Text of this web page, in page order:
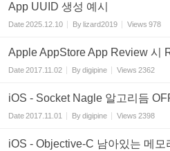
App UUID 생성 예시
Date2025.12.10 Bylizard2019 Views 978
Apple AppStore App Review 시
Date2017.11.02 Bydigipine Views 2362
iOS - Socket Nagle 알고리듬
Date2017.11.01 Bydigipine Views 2398
iOS - Objective-C 남아있는 메모